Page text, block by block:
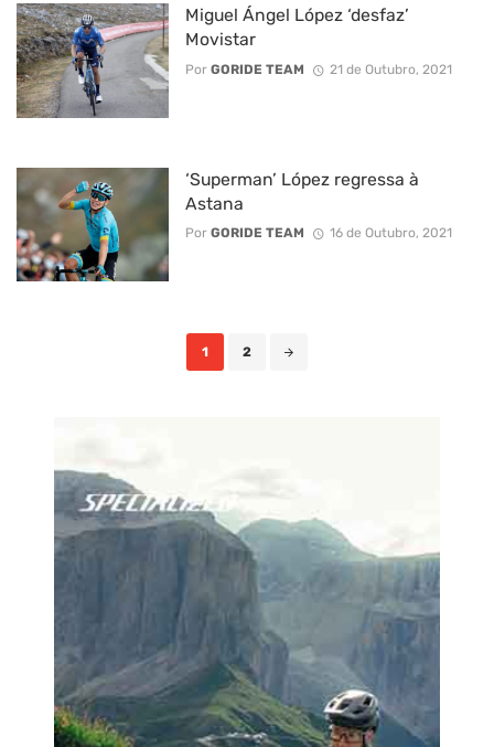
Miguel Ángel López ‘desfaz’
Movistar
Por GORIDE TEAM 21 de Outubro, 2021
‘Superman’ López regressa à
Astana
Por GORIDE TEAM 16 de Outubro, 2021
1 2